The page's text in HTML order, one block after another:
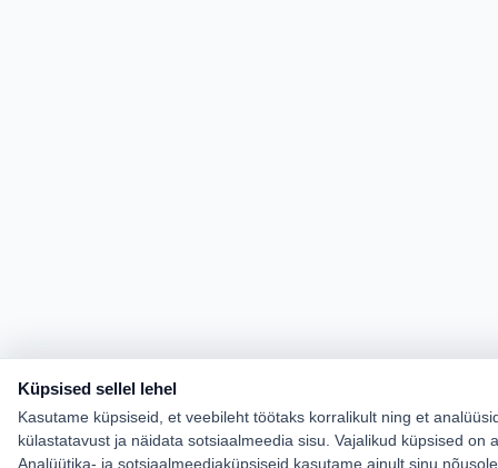
Küpsised sellel lehel
Kasutame küpsiseid, et veebileht töötaks korralikult ning et
külastatavust ja näidata sotsiaalmeedia sisu. Vajalikud küpsised on
Analüütika- ja sotsiaalmeediaküpsiseid kasutame ainult sinu